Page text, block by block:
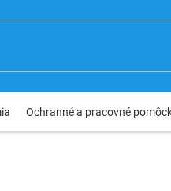
Ochranné a pracovné